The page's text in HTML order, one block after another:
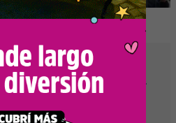
sus 40 años e invita
empresarios a ser
en Santa Fe